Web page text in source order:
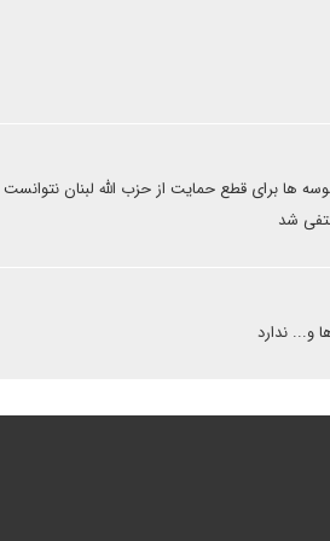
ها برای قطع حمایت از حزب الله لبنان نتوانست
شد
و... ندارد